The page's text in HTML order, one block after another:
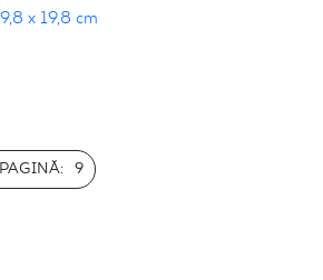
x 19,8 cm
9